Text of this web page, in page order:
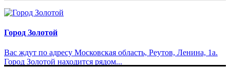
Город Золотой
Вас ждут по адресу Московская область, Реутов, Ленина, 1а.
Город Золотой находится рядом...